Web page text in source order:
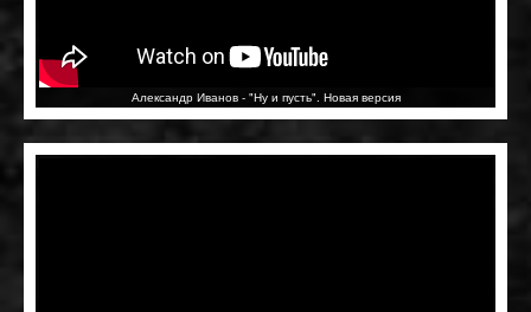
Александр Иванов - "Ну и пусть". Новая версия